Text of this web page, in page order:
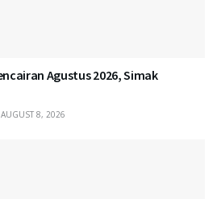
Agustus 2026, Simak
AUGUST 8, 2026